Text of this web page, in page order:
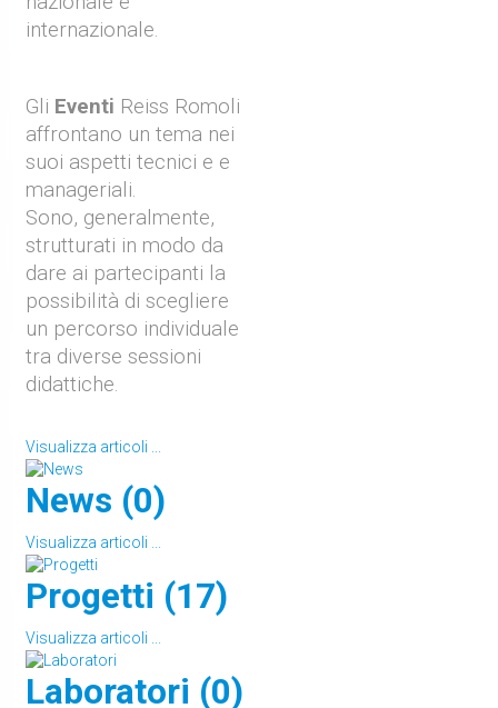
internazionale.
Gli Eventi Reiss Romoli
affrontano un tema nei
suoi aspetti tecnici e e
manageriali.
Sono, generalmente,
strutturati in modo da
dare ai partecipanti la
possibilità di scegliere
un percorso individuale
tra diverse sessioni
didattiche.
Visualizza articoli ...
News (0)
Visualizza articoli ...
Progetti (17)
Visualizza articoli ...
Laboratori (0)